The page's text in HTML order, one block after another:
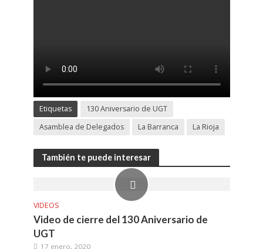
Etiquetas
130 Aniversario de UGT
Asamblea de Delegados
La Barranca La Rioja
También te puede interesar
VIDEOS
Video de cierre del 130 Aniversario de
UGT
17 enero, 2020